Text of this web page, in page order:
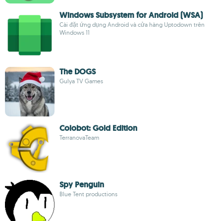
Windows Subsystem for Android (WSA)
Cài đặt ứng dụng Android và cửa hàng Uptodown trên
Windows 11
The DOGS
Gulya TV Games
Colobot: Gold Edition
TerranovaTeam
Spy Penguin
Blue Tent productions